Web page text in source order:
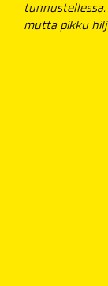
mutta pikku